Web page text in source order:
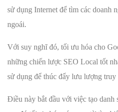
sử dụng Internet để tìm các doanh
ngoái.
Với suy nghĩ đó, tối ưu hóa cho
những chiến lược SEO Local tốt
sử dụng để thúc đẩy lưu lượng truy
Điều này bắt đầu với việc tạo danh